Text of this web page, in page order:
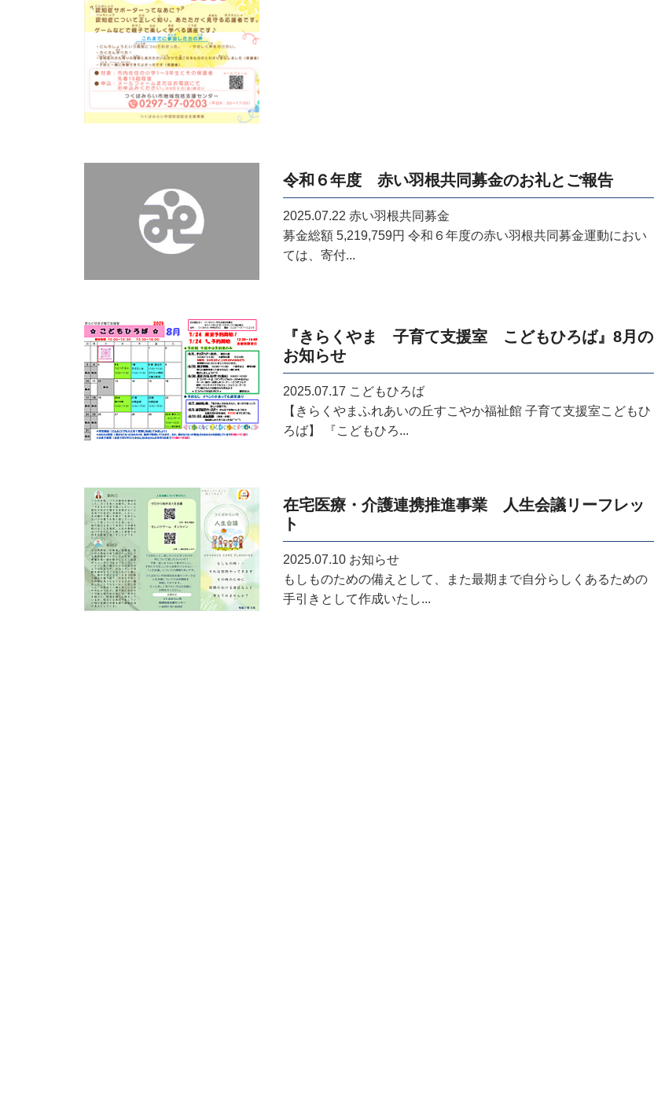
令和６年度 赤い羽根共同募金のお礼とご報告
2025.07.22 赤い羽根共同募金
募金総額 5,219,759円 令和６年度の赤い羽根共同募金運動におい
ては、寄付...
『きらくやま 子育て支援室 こどもひろば』8月の
お知らせ
2025.07.17 こどもひろば
【きらくやまふれあいの丘すこやか福祉館 子育て支援室こどもひ
ろば】 『こどもひろ...
在宅医療・介護連携推進事業 人生会議リーフレッ
ト
2025.07.10 お知らせ
もしものための備えとして、また最期まで自分らしくあるための
手引きとして作成いたし...